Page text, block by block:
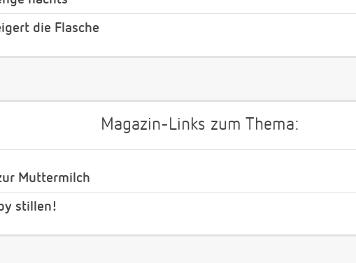
die Flasche
Magazin-Links zum Thema:
Muttermilch
stillen!